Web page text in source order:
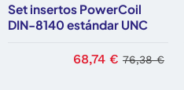
Set insertos PowerCoil
DIN-8140 estándar UNC
68,74 € 76,38 €